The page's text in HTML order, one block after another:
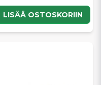
LISÄÄ OSTOSKORIIN